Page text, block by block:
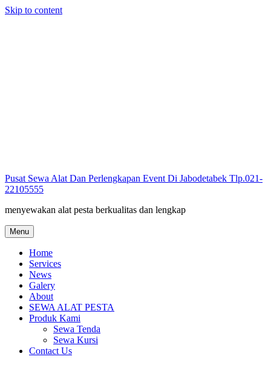
Skip to content
Pusat Sewa Alat Dan Perlengkapan Event Di Jabodetabek Tlp.021-
22105555
menyewakan alat pesta berkualitas dan lengkap
Menu
Home
Services
News
Galery
About
SEWA ALAT PESTA
Produk Kami
Sewa Tenda
Sewa Kursi
Contact Us